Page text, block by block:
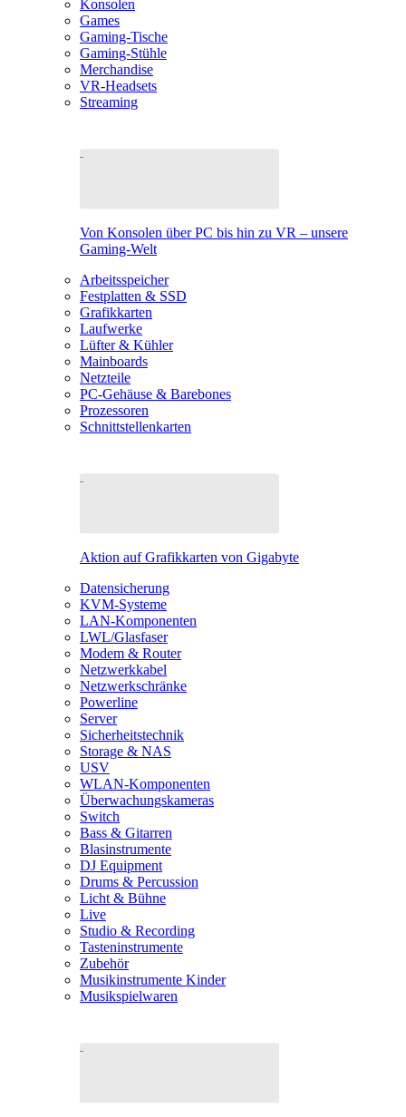
Konsolen
Games
Gaming-Tische
Gaming-Stühle
Merchandise
VR-Headsets
Streaming
Von Konsolen über PC bis hin zu VR – unsere
Gaming-Welt
Arbeitsspeicher
Festplatten & SSD
Grafikkarten
Laufwerke
Lüfter & Kühler
Mainboards
Netzteile
PC-Gehäuse & Barebones
Prozessoren
Schnittstellenkarten
Aktion auf Grafikkarten von Gigabyte
Datensicherung
KVM-Systeme
LAN-Komponenten
LWL/Glasfaser
Modem & Router
Netzwerkkabel
Netzwerkschränke
Powerline
Server
Sicherheitstechnik
Storage & NAS
USV
WLAN-Komponenten
Überwachungskameras
Switch
Bass & Gitarren
Blasinstrumente
DJ Equipment
Drums & Percussion
Licht & Bühne
Live
Studio & Recording
Tasteninstrumente
Zubehör
Musikinstrumente Kinder
Musikspielwaren